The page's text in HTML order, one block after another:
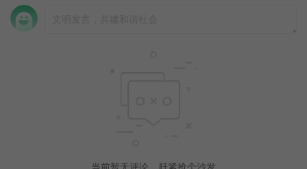
当前暂无评论，赶紧抢个沙发